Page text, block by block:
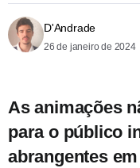
D'Andrade
26 de janeiro de 2024
As animações
para o público
abrangentes